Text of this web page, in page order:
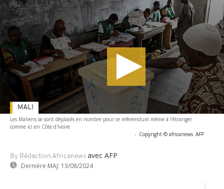
Les Maliens se sont déplacés en nombre pour ce referendum même à l'étranger
comme ici en Côte d'Ivoire
- Copyright © africanews AFP
By Rédaction Africanews avec AFP
Dernière MAJ: 13/08/2024
MALI